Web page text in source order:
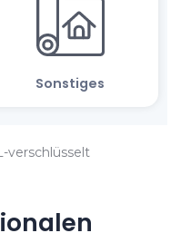
verschlüsselt